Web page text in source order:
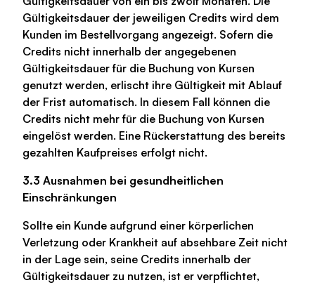
Gültigkeitsdauer der jeweiligen Credits wird dem
Kunden im Bestellvorgang angezeigt. Sofern die
Credits nicht innerhalb der angegebenen
Gültigkeitsdauer für die Buchung von Kursen
genutzt werden, erlischt ihre Gültigkeit mit Ablauf
der Frist automatisch. In diesem Fall können die
Credits nicht mehr für die Buchung von Kursen
eingelöst werden. Eine Rückerstattung des bereits
gezahlten Kaufpreises erfolgt nicht.
3.3 Ausnahmen bei gesundheitlichen
Einschränkungen
Sollte ein Kunde aufgrund einer körperlichen
Verletzung oder Krankheit auf absehbare Zeit nicht
in der Lage sein, seine Credits innerhalb der
Gültigkeitsdauer zu nutzen, ist er verpflichtet,